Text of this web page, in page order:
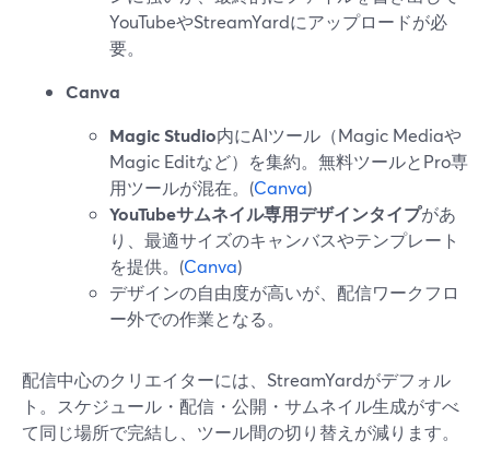
YouTubeやStreamYardにアップロードが必
要。
Canva
Magic Studio内にAIツール（Magic Mediaや
Magic Editなど）を集約。無料ツールとPro専
用ツールが混在。(Canva)
YouTubeサムネイル専用デザインタイプがあ
り、最適サイズのキャンバスやテンプレート
を提供。(Canva)
デザインの自由度が高いが、配信ワークフロ
ー外での作業となる。
配信中心のクリエイターには、StreamYardがデフォル
ト。スケジュール・配信・公開・サムネイル生成がすべ
て同じ場所で完結し、ツール間の切り替えが減ります。